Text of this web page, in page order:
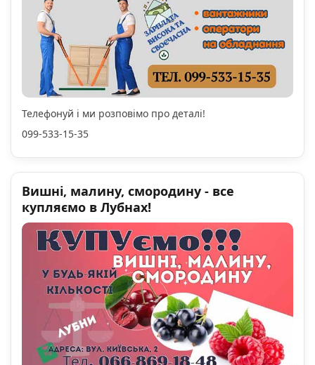
Телефонуй і ми розповімо про деталі!
099-533-15-35
Вишні, малину, смородину - все
купляємо в Лубнах!